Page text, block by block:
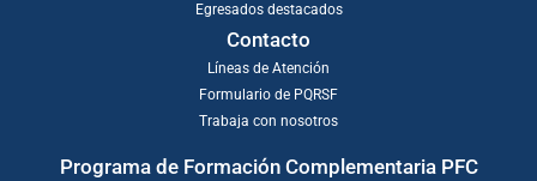
Egresados destacados
Contacto
Líneas de Atención
Formulario de PQRSF
Trabaja con nosotros
Programa de Formación Complementaria PFC